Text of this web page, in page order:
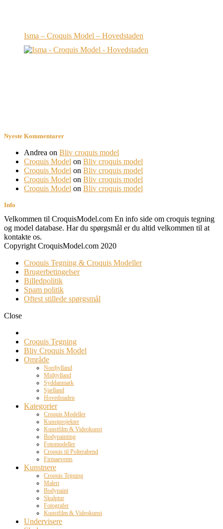
Isma – Croquis Model – Hovedstaden
Nyeste Kommentarer
Andrea on Bliv croquis model
Croquis Model on Bliv croquis model
Croquis Model on Bliv croquis model
Croquis Model on Bliv croquis model
Croquis Model on Bliv croquis model
Info
Velkommen til CroquisModel.com En info side om croquis tegning
og model database. Har du spørgsmål er du altid velkommen til at
kontakte os.
Copyright CroquisModel.com 2020
Croquis Tegning & Croquis Modeller
Brugerbetingelser
Billedpolitik
Spam politik
Oftest stillede spørgsmål
Close
Croquis Tegning
Bliv Croquis Model
Område
Nordjylland
Midtjylland
Syddanmark
Sjælland
Hovedstaden
Kategorier
Croquis Modeller
Kunstprojekter
Kunstfilm & Videokunst
Bodypainting
Fotomodeller
Croquis til Polterabend
Firmaevents
Kunstnere
Croquis Tegning
Maleri
Bodypaint
Skulptur
Fotografer
Kunstfilm & Videokunst
Undervisere